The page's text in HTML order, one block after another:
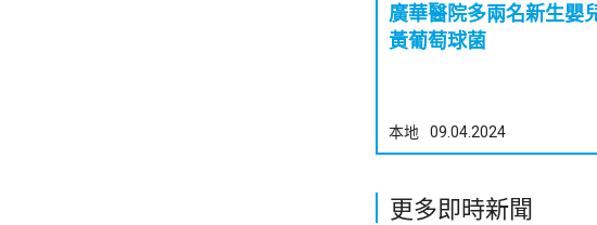
廣華醫院多兩名新生嬰
黃葡萄球菌
本地 09.04.2024
更多即時新聞